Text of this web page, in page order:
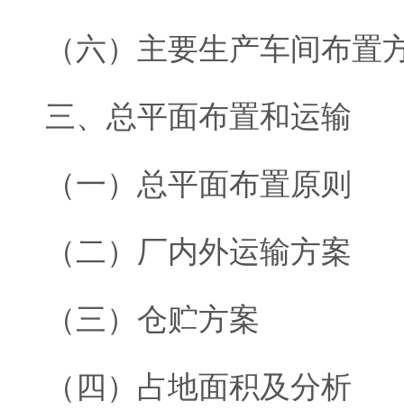
（六）主要生产车间布置
三、总平面布置和运输
（一）总平面布置原则
（二）厂内外运输方案
（三）仓贮方案
（四）占地面积及分析